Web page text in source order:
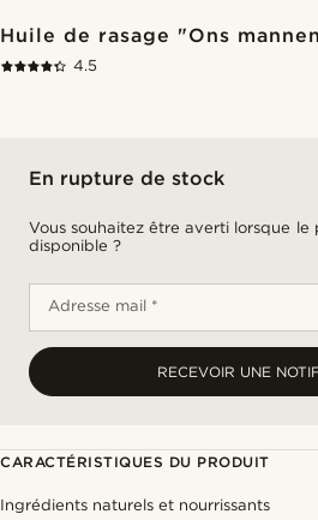
Huile de rasage "Ons
4.5
En rupture de stock
Vous souhaitez être averti lorsque le
disponible ?
Adresse mail *
RECEVOIR UNE
CARACTÉRISTIQUES DU PRODUIT
Ingrédients naturels et nourrissants